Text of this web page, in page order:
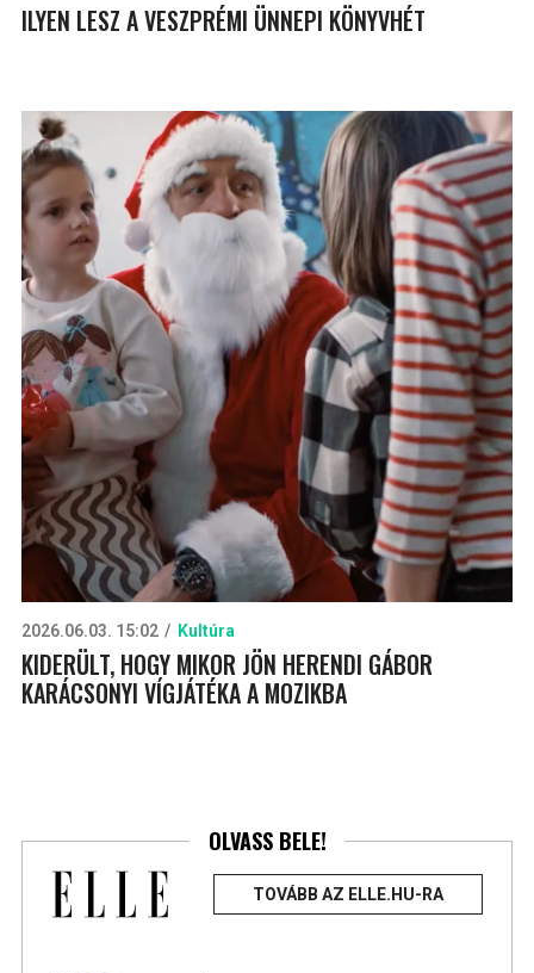
ILYEN LESZ A VESZPRÉMI ÜNNEPI KÖNYVHÉT
2026.06.03. 15:02 Kultúra
KIDERÜLT, HOGY MIKOR JÖN HERENDI GÁBOR
KARÁCSONYI VÍGJÁTÉKA A MOZIKBA
OLVASS BELE!
TOVÁBB AZ ELLE.HU-RA